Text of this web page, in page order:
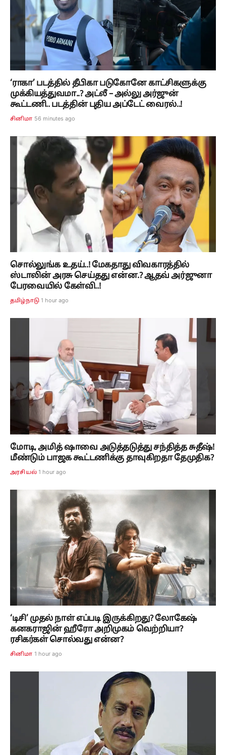
‘ராகா’ படத்தில் தீபிகா படுகோனே காட்சிகளுக்கு
முக்கியத்துவமா..? அட்லீ – அல்லு அர்ஜுன்
கூட்டணி.. படத்தின் புதிய அப்டேட் வைரல்..!
சினிமா 56 minutes ago
சொல்லுங்க உதய்..! மேகதாது விவகாரத்தில்
ஸ்டாலின் அரசு செய்தது என்ன.? ஆதவ் அர்ஜுனா
பேரவையில் கேள்வி..!
தமிழ்நாடு 1 hour ago
மோடி, அமித் ஷாவை அடுத்தடுத்து சந்தித்த சுதீஷ்!
மீண்டும் பாஜக கூட்டணிக்கு தாவுகிறதா தேமுதிக?
அரசியல் 1 hour ago
‘டிசி’ முதல் நாள் எப்படி இருக்கிறது? லோகேஷ்
கனகராஜின் ஹீரோ அறிமுகம் வெற்றியா?
ரசிகர்கள் சொல்வது என்ன?
சினிமா 1 hour ago